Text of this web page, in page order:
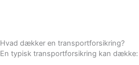
Hvad dækker en transportforsikring?
En typisk transportforsikring kan dække: